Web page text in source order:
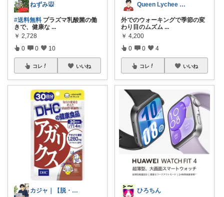
ねずみ🐭
#送料無料 プラズマ乳酸菌の働
きで、健康な ...
￥ 2,728
0 0 10
コレ いいね
カジャ｜【脱・不便】家での仕事が激変する
Queen Lychee ウォーキング
外でのウォーキングで季節の変
わり目のムズム ...
￥ 4,200
0 0 4
コレ いいね
ひろちん